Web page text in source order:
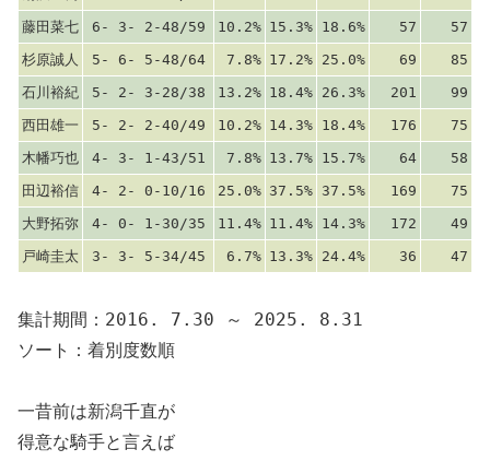
藤田菜七
6- 3- 2-48/59 10.2% 15.3% 18.6% 57
57
杉原誠人
5- 6- 5-48/64 7.8% 17.2% 25.0% 69
85
石川裕紀
5- 2- 3-28/38 13.2% 18.4% 26.3% 201
99
西田雄一
5- 2- 2-40/49 10.2% 14.3% 18.4% 176
75
木幡巧也
4- 3- 1-43/51 7.8% 13.7% 15.7% 64
58
田辺裕信
4- 2- 0-10/16 25.0% 37.5% 37.5% 169
75
大野拓弥
4- 0- 1-30/35 11.4% 11.4% 14.3% 172
49
戸崎圭太
3- 3- 5-34/45 6.7% 13.3% 24.4% 36 47
集計期間：2016. 7.30 ～ 2025. 8.31
ソート：着別度数順
一昔前は新潟千直が
得意な騎手と言えば